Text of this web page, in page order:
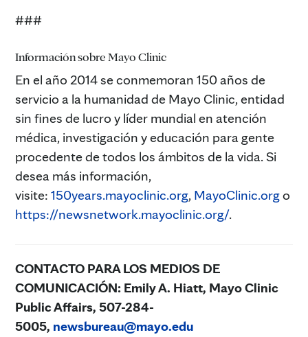
###
Información sobre Mayo Clinic
En el año 2014 se conmemoran 150 años de
servicio a la humanidad de Mayo Clinic, entidad
sin fines de lucro y líder mundial en atención
médica, investigación y educación para gente
procedente de todos los ámbitos de la vida. Si
desea más información,
visite: 150years.mayoclinic.org, MayoClinic.orgo
https://newsnetwork.mayoclinic.org/.
CONTACTO PARA LOS MEDIOS DE
COMUNICACIÓN: Emily A. Hiatt, Mayo Clinic
Public Affairs, 507-284-
5005, newsbureau@mayo.edu